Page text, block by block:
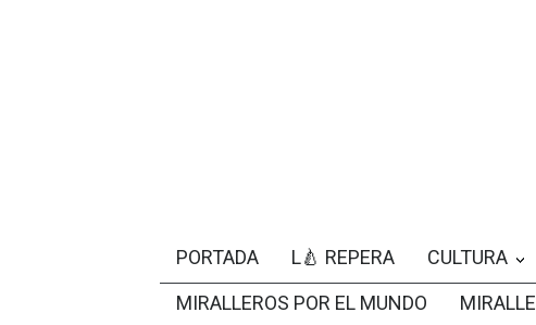
PORTADA L🍐 REPERA CULTURA
MIRALLEROS POR EL MUNDO